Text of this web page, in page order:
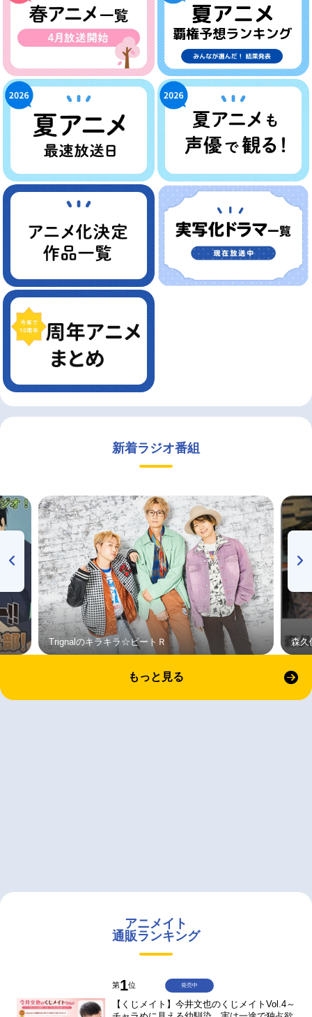
新着ラジオ番組
Trignalのキラキラ☆ビートＲ 森久
もっと見る
アニメイト
通販ランキング
第1位
【くじメイト】今井文也のくじメイトVol.4～
発売中